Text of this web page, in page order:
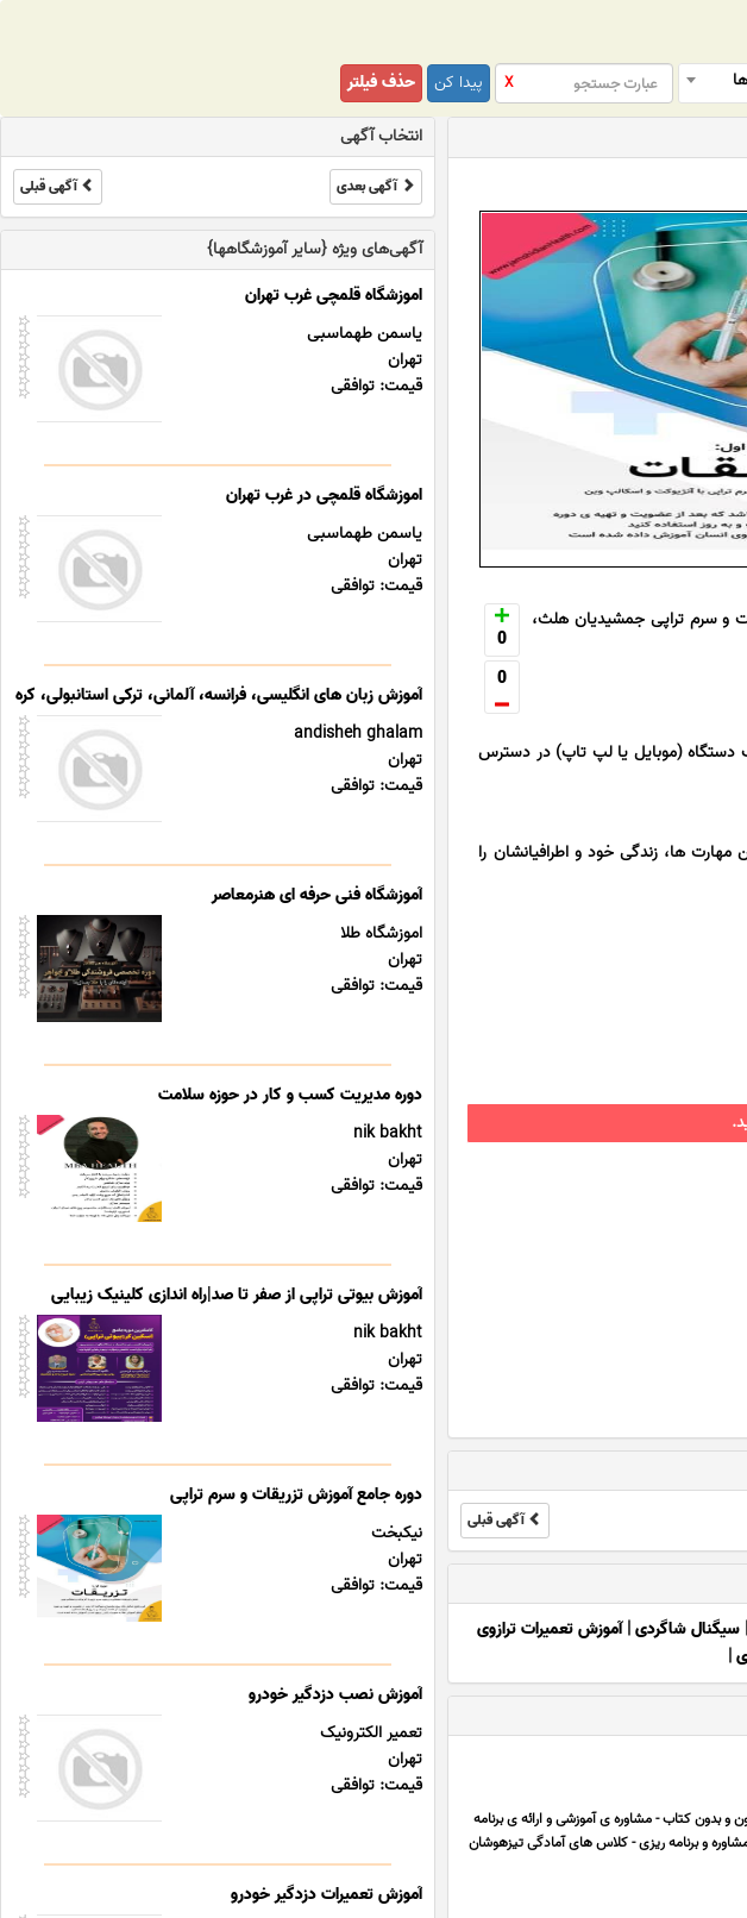
X پیدا کن
حذف فیلتر
0
0
و سرم تراپی جمشیدیان هلث،
دستگاه (موبایل یا لپ تاپ) در دسترس
ها، زندگی خود و اطرافیانشان را
آگهی قبلی
|سیگنال شاگردی|آموزش تعمیرات ترازوی
|
بدون کتاب - مشاوره ی آموزشی و ارائه ی برنامه
و برنامه ریزی - کلاس های آمادگی تیزهوشان
انتخاب آگهی
آگهی بعدی آگهی قبلی
آگهی‌های ویژه {سایر آموزشگاهها}
اموزشگاه قلمچی غرب تهران
یاسمن طهماسبی
تهران
قیمت: توافقی
اموزشگاه قلمچی در غرب تهران
یاسمن طهماسبی
تهران
قیمت: توافقی
آموزش زبان های انگلیسی، فرانسه، آلمانی، ترکی استانبولی،
andisheh ghalam
تهران
قیمت: توافقی
آموزشگاه فنی حرفه ای هنرمعاصر
اموزشگاه طلا
تهران
قیمت: توافقی
دوره مدیریت کسب و کار در حوزه سلامت
nik bakht
تهران
قیمت: توافقی
آموزش بیوتی تراپی از صفر تا صد|راه اندازی کلینیک زیبایی
nik bakht
تهران
قیمت: توافقی
دوره جامع آموزش تزریقات و سرم تراپی
نیکبخت
تهران
قیمت: توافقی
آموزش نصب دزدگیر خودرو
تعمیر الکترونیک
تهران
قیمت: توافقی
آموزش تعمیرات دزدگیر خودرو